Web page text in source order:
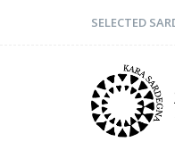
SELECTED